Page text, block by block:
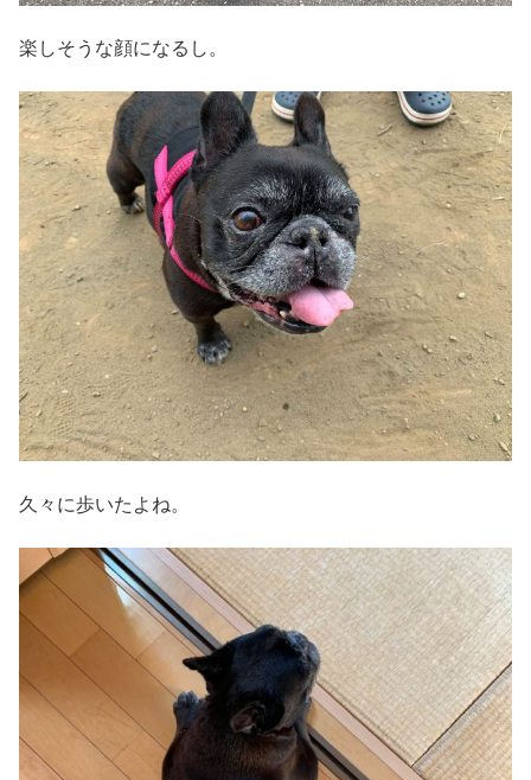
楽しそうな顔になるし。
久々に歩いたよね。